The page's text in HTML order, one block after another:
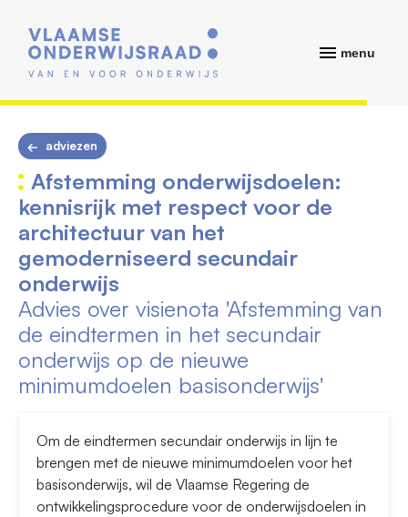
menu
adviezen
Afstemming onderwijsdoelen:
kennisrijk met respect voor de
architectuur van het
gemoderniseerd secundair
onderwijs
Advies over visienota 'Afstemming van
de eindtermen in het secundair
onderwijs op de nieuwe
minimumdoelen basisonderwijs'
Om de eindtermen secundair onderwijs in lijn te
brengen met de nieuwe minimumdoelen voor het
basisonderwijs, wil de Vlaamse Regering de
ontwikkelingsprocedure voor de onderwijsdoelen in